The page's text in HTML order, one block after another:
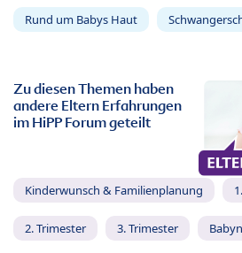
Rund um Babys Haut
Zu diesen Themen haben
andere Eltern Erfahrungen
im HiPP Forum geteilt
Kinderwunsch & Familienplanung
2. Trimester 3. Trimester